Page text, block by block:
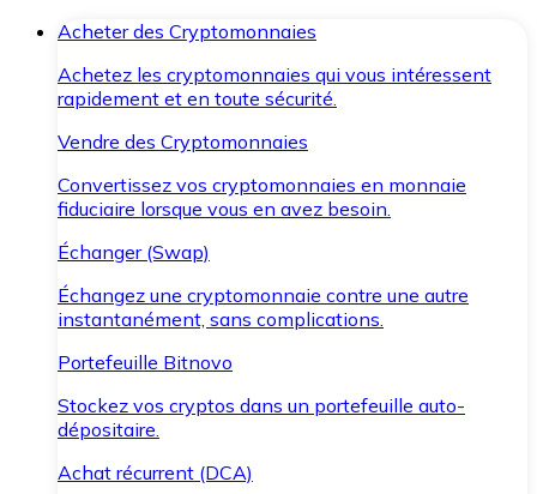
Acheter des Cryptomonnaies
Achetez les cryptomonnaies qui vous intéressent
rapidement et en toute sécurité.
Vendre des Cryptomonnaies
Convertissez vos cryptomonnaies en monnaie
fiduciaire lorsque vous en avez besoin.
Échanger (Swap)
Échangez une cryptomonnaie contre une autre
instantanément, sans complications.
Portefeuille Bitnovo
Stockez vos cryptos dans un portefeuille auto-
dépositaire.
Achat récurrent (DCA)